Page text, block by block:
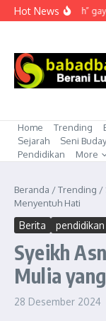
Lewati ke konten
Hot News“Mubahalah”
Home Trending
Sejarah
Seni
Pendidikan
More
Beranda /Trending /
Menyentuh Hati
Berita pendidikan
Syeikh
Mulia
28 Desember 2024